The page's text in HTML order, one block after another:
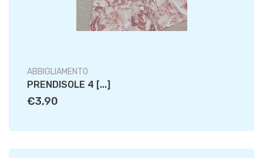
ABBIGLIAMENTO
PRENDISOLE 4 [...]
€3,90